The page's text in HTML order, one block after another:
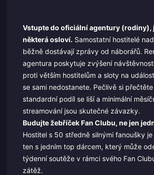
Vstupte do oficiální agentury (rodiny),
některá osloví. Samostatní hostitelé
běžně dostávají zprávy od náborářů.
agentura poskytuje zvýšení
proti větším hostitelům a sloty na
se sami nedostanete. Pečlivě si
standardní podíl se liší a minimální
streamování jsou skutečné závazky.
Budujte žebříček Fan Clubu, ne jen
Hostitel s 50 středně silnými fanoušky
ten s jedním top dárcem, který může
týdenní soutěže v rámci svého Fan
zátěž.